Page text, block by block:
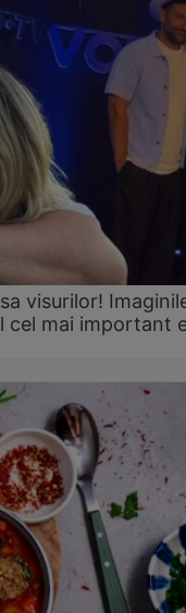
visurilor!
cel mai important